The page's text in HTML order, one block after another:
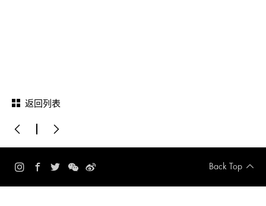
返回列表
Back Top